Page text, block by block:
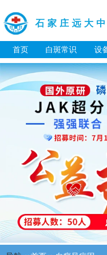
石家庄远大
首页 白斑常识 设